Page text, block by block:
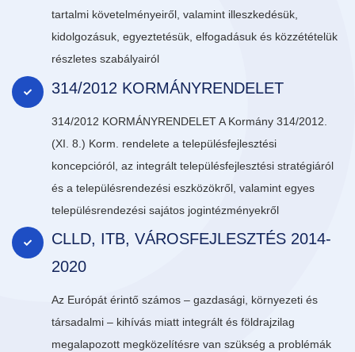
tartalmi követelményeiről, valamint illeszkedésük,
kidolgozásuk, egyeztetésük, elfogadásuk és közzétételük
részletes szabályairól
314/2012 KORMÁNYRENDELET
314/2012 KORMÁNYRENDELET A Kormány 314/2012.
(XI. 8.) Korm. rendelete a településfejlesztési
koncepcióról, az integrált településfejlesztési stratégiáról
és a településrendezési eszközökről, valamint egyes
településrendezési sajátos jogintézményekről
CLLD, ITB, VÁROSFEJLESZTÉS 2014-
2020
Az Európát érintő számos – gazdasági, környezeti és
társadalmi – kihívás miatt integrált és földrajzilag
megalapozott megközelítésre van szükség a problémák